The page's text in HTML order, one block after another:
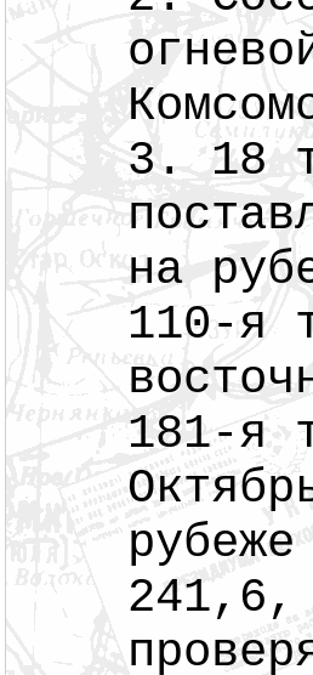
3. 18
на
110-я
181-я
241,6,